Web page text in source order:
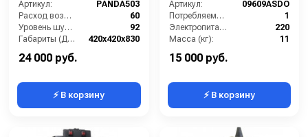
Артикул:
PANDA503
Расход воздуха (л/сек):
60
Уровень шума (дБ(А)):
92
Габариты (ДхШхВ):
420х420х830
Номинальный диаметр принадлежностей (мм):
24 000 руб.
⚡ В корзину
Артикул:
09609ASDO
Потребляемая мощность (кВт):
1
Электропитание (В):
220
Масса (кг):
11
Размеры ДхШхВ (мм):
15 000 руб.
⚡ В корзину